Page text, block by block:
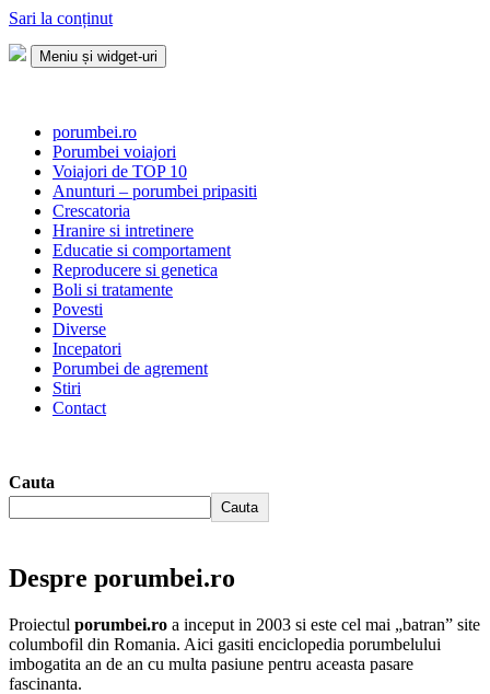
Sari la conținut
Meniu și widget-uri
porumbei.ro
Porumbei voiajori
Voiajori de TOP 10
Anunturi – porumbei pripasiti
Crescatoria
Hranire si intretinere
Educatie si comportament
Reproducere si genetica
Boli si tratamente
Povesti
Diverse
Incepatori
Porumbei de agrement
Stiri
Contact
Cauta
Cauta
Despre porumbei.ro
Proiectul porumbei.ro a inceput in 2003 si este cel mai „batran” site
columbofil din Romania. Aici gasiti enciclopedia porumbelului
imbogatita an de an cu multa pasiune pentru aceasta pasare
fascinanta.